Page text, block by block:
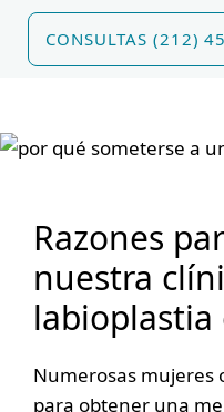
CONSULTAS (212)
Razones
nuestra
labioplastia
Numerosas mujeres
para obtener una